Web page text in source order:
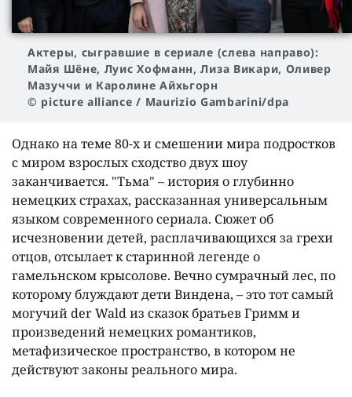
Актеры, сыгравшие в сериале (слева направо):
Майя Шёне, Луис Хофманн, Лиза Викари, Оливер
Мазуччи и Каролине Айхьгорн
© picture alliance / Maurizio Gambarini/dpa
Однако на теме 80-х и смешении мира подростков
с миром взрослых сходство двух шоу
заканчивается. "Тьма" – история о глубинно
немецких страхах, рассказанная универсальным
языком современного сериала. Сюжет об
исчезновении детей, расплачивающихся за грехи
отцов, отсылает к старинной легенде о
гамельнском крысолове. Вечно сумрачный лес, по
которому блуждают дети Виндена, – это тот самый
могучий der Wald из сказок братьев Гримм и
произведений немецких романтиков,
метафизическое пространство, в котором не
действуют законы реального мира.